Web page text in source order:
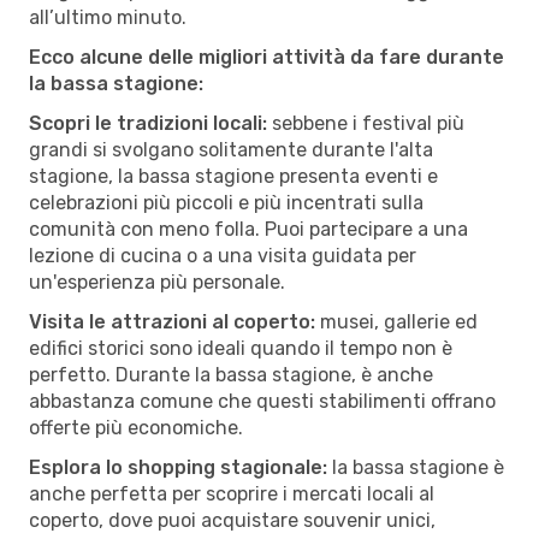
all’ultimo minuto.
Ecco alcune delle migliori attività da fare durante
la bassa stagione:
Scopri le tradizioni locali: sebbene i festival più
grandi si svolgano solitamente durante l'alta
stagione, la bassa stagione presenta eventi e
celebrazioni più piccoli e più incentrati sulla
comunità con meno folla. Puoi partecipare a una
lezione di cucina o a una visita guidata per
un'esperienza più personale.
Visita le attrazioni al coperto: musei, gallerie ed
edifici storici sono ideali quando il tempo non è
perfetto. Durante la bassa stagione, è anche
abbastanza comune che questi stabilimenti offrano
offerte più economiche.
Esplora lo shopping stagionale: la bassa stagione è
anche perfetta per scoprire i mercati locali al
coperto, dove puoi acquistare souvenir unici,